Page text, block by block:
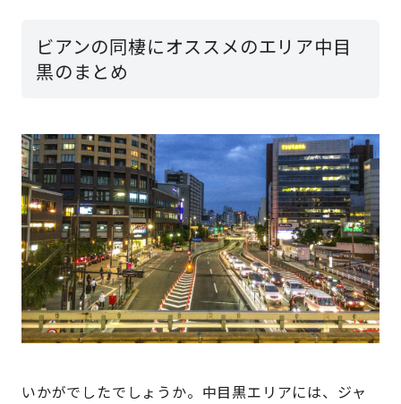
ビアンの同棲にオススメのエリア中目
黒のまとめ
いかがでしたでしょうか。中目黒エリアには、ジャ